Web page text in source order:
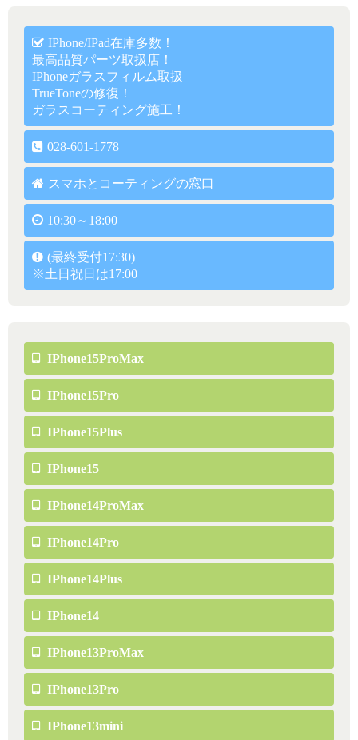
IPhone/iPad在庫多数！
最高品質パーツ取扱店！
IPhoneガラスフィルム取扱
TrueToneの修復！
ガラスコーティング施工！
028-601-1778
スマホとコーティングの窓口
10:30～18:00
(最終受付17:30)
※土日祝日は17:00
IPhone15ProMax
IPhone15Pro
IPhone15Plus
IPhone15
IPhone14ProMax
IPhone14Pro
IPhone14Plus
IPhone14
IPhone13ProMax
IPhone13Pro
IPhone13mini